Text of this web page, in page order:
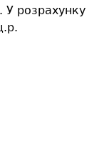
У розрахунку